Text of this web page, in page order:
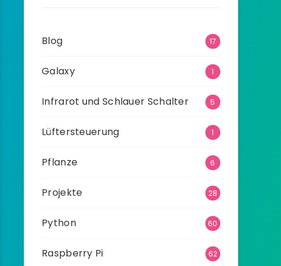
Blog 17
Galaxy 1
Infrarot und Schlauer Schalter 5
Lüftersteuerung 1
Pflanze 6
Projekte 28
Python 60
Raspberry Pi 62